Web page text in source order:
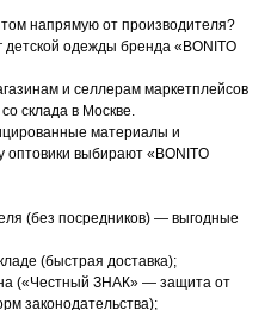
напрямую от производителя?
детской одежды бренда «BONITO
и селлерам маркетплейсов
склада в Москве.
материалы и
выбирают «BONITO
(без посредников) — выгодные
(быстрая доставка);
(«Честный ЗНАК» — защита от
законодательства);